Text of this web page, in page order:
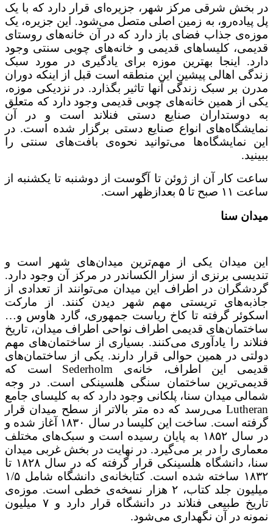
در بخش شرقی مرکز شهر، جزیره‌‌ای قرار دارد که با یک
پل پیاده‌رو، به زمین اصلی متصل می‌شود. این جزیره، یک
موزه‌ی جذاب فضای باز دارد که در آن خانه‌های روستای
قدیمی، کلیساهای قدیمی و خانه‌های چوبی سنتی وجود
دارد. اینجا بهترین موزه برای یادگیری در مورد سبک
زندگی اهالی پیشین این منطقه است قبل از اینکه دوران
مدرن بر سبک زندگی آنها تاثیر بگذارد. در نزدیکی موزه،
یکی از همین خانه‌های چوبی قدیمی وجود دارد که متعلق
به دوستداران صنایع دستی فنلاند است و در آن
نمایشگاه‌های انواع صنایع دستی برگزار شده است. در
این نمایشگاه‌ها می‌توانید نحوه‌ی بافت‌های سنتی را
ببینید.
ساعت کار آن از ژوئن تا آگوست از دوشنبه تا یکشنبه از
ساعت ۱۱ صبح تا ۵ بعدازظهر است.
میدان سنا
این میدان یکی از مهم‌ترین میدان‌های شهر است و
تندیسی برنزی از سزار الکساندر در مرکز آن وجود دارد.
گردشگران در اطراف این میدان می‌توانند از تعدادی از
جاذبه‌های تریستی مهم شهر دیدن کنند. از مارکت
اسکوئر گرفته تا کاخ ریاست جمهوری، گارد هاوس و…
ساختمان‌های قدیمی اطراف نواحی اطراف میدان، تاریخ
فنلاند را یادآوری می‌کنند. بسیاری از ساختمان‌های مهم
دولتی در همین حوالی قرار دارند. یکی از ساختمان‌های
قدیمی این اطراف، خانه‌ی Sederholm است که
قدیمی‌ترین ساختمان سنگی هلسینکی است. در وجه
شمالی میدان سنا، پلکانی وجود دارد که به کلیسای جامع
Lutheran می‌رسد که ده متر بالاتر از سطح میدان قرار
گرفته است. ساخت این کلیسا در سال ۱۸۳۰ آغاز شده و
در سال ۱۸۵۲ به پایان رسیده است و سبک‌های مختلف
معماری را در بر می‌گیرد. در نهایت در بخش غربی میدان
سنا، دانشگاه هلسینکی قرار گرفته که در سال ۱۸۲۸ تا
۱۸۳۲ ساخته شده است. کتابخانه‌ی دانشگاه شامل ۱/۵
میلیون جلد کتاب، ۲ هزار نسخه‌ی خطی است. موزه‌ی
تاریخ طبیعی فنلاند در دانشگاه قرار دارد و ۷ میلیون
نمونه در آن نگهداری می‌شود.